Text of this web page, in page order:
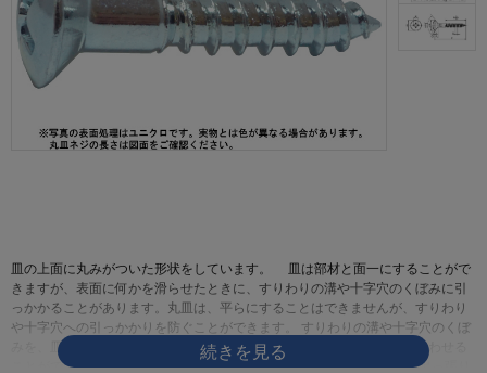
皿の上面に丸みがついた形状をしています。 皿は部材と面一にすることがで
きますが、表面に何かを滑らせたときに、すりわりの溝や十字穴のくぼみに引
っかかることがあります。丸皿は、平らにすることはできませんが、すりわり
や十字穴への引っかかりを防ぐことができます。 すりわりの溝や十字穴のくぼ
みを、皿より深くすることができるので、ドライバーとしっかりかみ合わせる
ことができます。 皿と比べて出っ張るとはいっても、なべと比べれば出っ張り